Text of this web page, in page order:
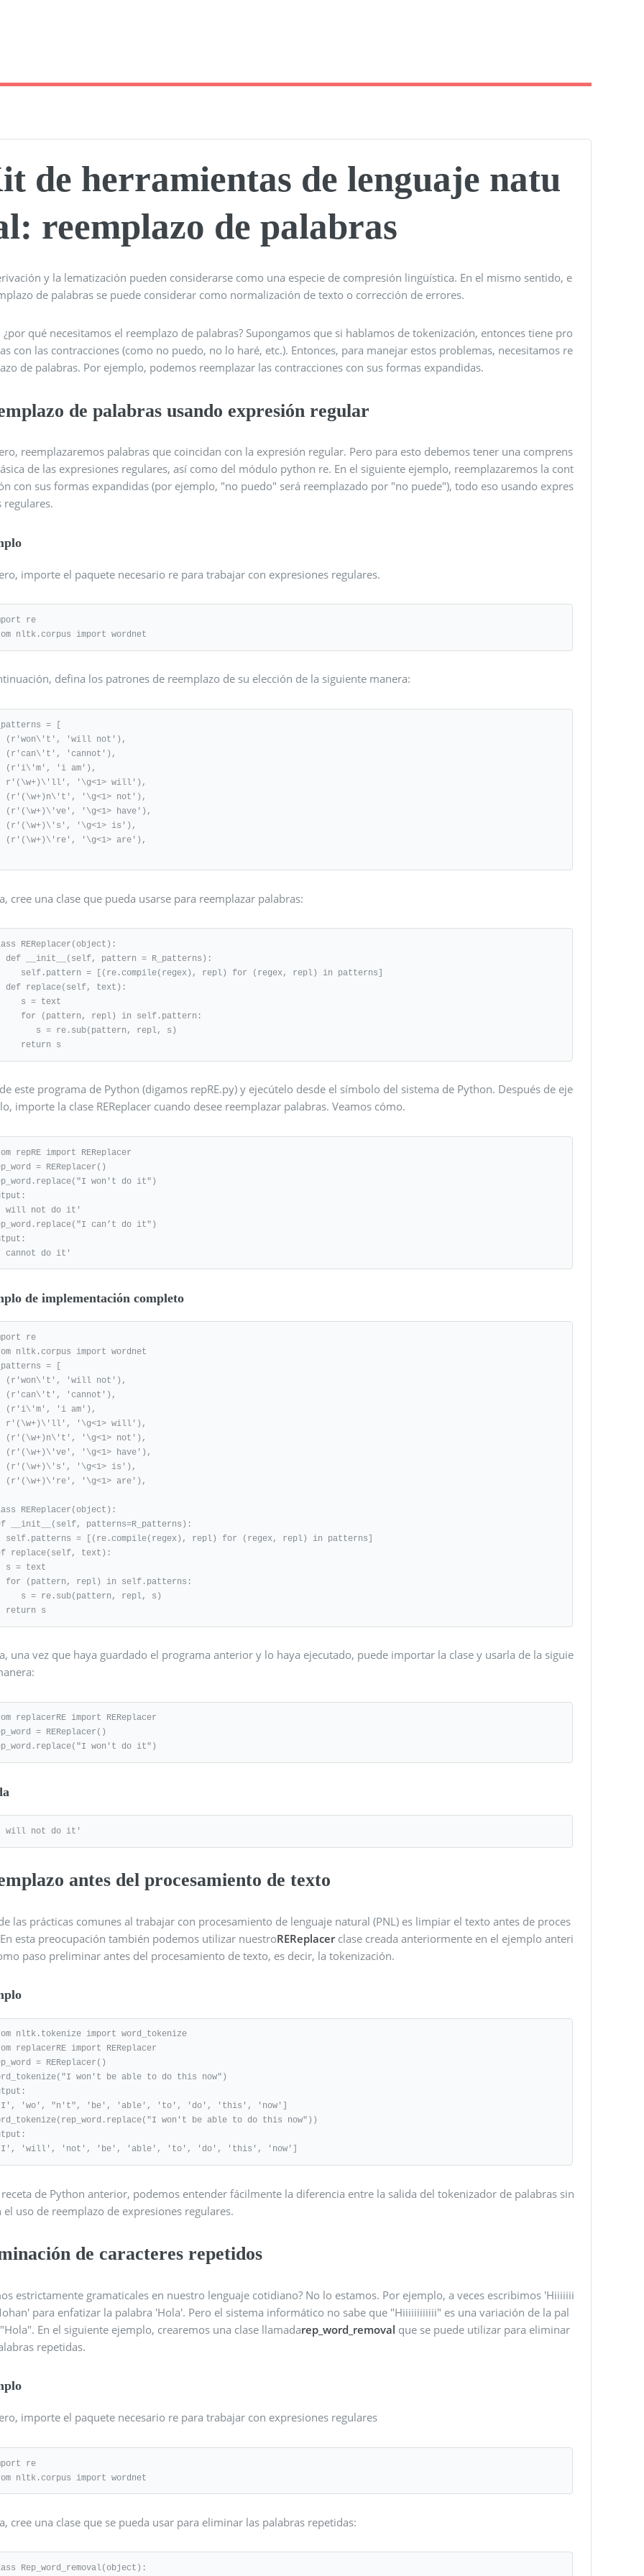
de herramientas de lenguaje natu
reemplazo de palabras
y la lematización pueden considerarse como una especie de compresión lingüística. En el mismo sentido, e
de palabras se puede considerar como normalización de texto o corrección de errores.
¿por qué necesitamos el reemplazo de palabras? Supongamos que si hablamos de tokenización, entonces tiene pro
con las contracciones (como no puedo, no lo haré, etc.). Entonces, para manejar estos problemas, necesitamos re
de palabras. Por ejemplo, podemos reemplazar las contracciones con sus formas expandidas.
de palabras usando expresión regular
reemplazaremos palabras que coincidan con la expresión regular. Pero para esto debemos tener una comprens
de las expresiones regulares, así como del módulo python re. En el siguiente ejemplo, reemplazaremos la cont
con sus formas expandidas (por ejemplo, "no puedo" será reemplazado por "no puede"), todo eso usando expres
regulares.
importe el paquete necesario re para trabajar con expresiones regulares.
re
nltk.corpus import wordnet
defina los patrones de reemplazo de su elección de la siguiente manera:
= [
cree una clase que pueda usarse para reemplazar palabras:
REReplacer(object):
      return s
este programa de Python (digamos repRE.py) y ejecútelo desde el símbolo del sistema de Python. Después de eje
importe la clase REReplacer cuando desee reemplazar palabras. Veamos cómo.
repRE import REReplacer
= REReplacer()
won't do it")
will not do it'
can’t do it")
cannot do it'
de implementación completo
re
nltk.corpus import wordnet
= [
REReplacer(object):
__init__(self, patterns=R_patterns):
replace(self, text):
   return s
una vez que haya guardado el programa anterior y lo haya ejecutado, puede importar la clase y usarla de la siguie
replacerRE import REReplacer
= REReplacer()
won't do it")
will not do it'
antes del procesamiento de texto
las prácticas comunes al trabajar con procesamiento de lenguaje natural (PNL) es limpiar el texto antes de proces
esta preocupación también podemos utilizar nuestroREReplacerclase creada anteriormente en el ejemplo anteri
paso preliminar antes del procesamiento de texto, es decir, la tokenización.
nltk.tokenize import word_tokenize
replacerRE import REReplacer
= REReplacer()
won't be able to do this now")
'wo', "n't", 'be', 'able', 'to', 'do', 'this', 'now']
won't be able to do this now"))
'will', 'not', 'be', 'able', 'to', 'do', 'this', 'now']
receta de Python anterior, podemos entender fácilmente la diferencia entre la salida del tokenizador de palabras sin
el uso de reemplazo de expresiones regulares.
de caracteres repetidos
estrictamente gramaticales en nuestro lenguaje cotidiano? No lo estamos. Por ejemplo, a veces escribimos 'Hiiiiiii
para enfatizar la palabra 'Hola'. Pero el sistema informático no sabe que "Hiiiiiiiiiiii" es una variación de la pal
En el siguiente ejemplo, crearemos una clase llamadarep_word_removal que se puede utilizar para eliminar
repetidas.
importe el paquete necesario re para trabajar con expresiones regulares
re
nltk.corpus import wordnet
cree una clase que se pueda usar para eliminar las palabras repetidas:
Rep_word_removal(object):